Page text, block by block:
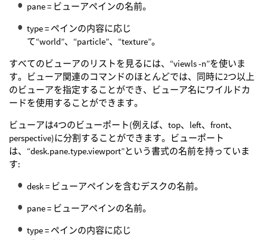
pane = ビューアペインの名前。
type = ペインの内容に応じ
て“world”、“particle”、“texture”。
すべてのビューアのリストを見るには、“viewls -n”を使いま
す。ビューア関連のコマンドのほとんどでは、同時に2つ以上
のビューアを指定することができ、ビューア名にワイルドカ
ードを使用することができます。
ビューアは4つのビューポート(例えば、top、left、front、
perspective)に分割することができます。ビューポート
は、“desk.pane.type.viewport”という書式の名前を持っていま
す:
desk = ビューアペインを含むデスクの名前。
pane = ビューアペインの名前。
type = ペインの内容に応じ